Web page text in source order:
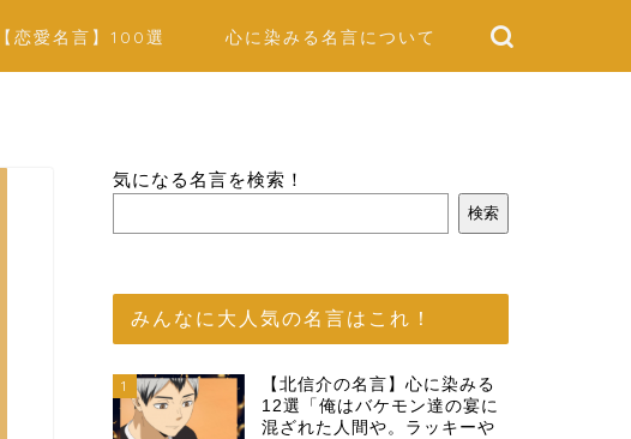
【恋愛名言】100選 心に染みる名言について
気になる名言を検索！
検索
みんなに大人気の名言はこれ！
1
【北信介の名言】心に染みる
12選「俺はバケモン達の宴に
混ざれた人間や。ラッキーや